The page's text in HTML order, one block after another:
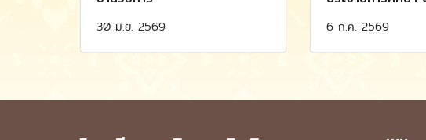
30 มิ.ย. 2569 6 ก.ค. 2569